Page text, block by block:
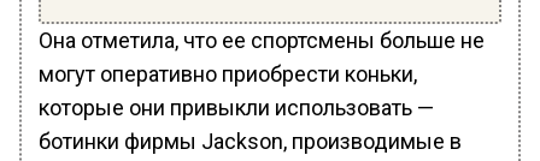
Она отметила, что ее спортсмены больше не
могут оперативно приобрести коньки,
которые они привыкли использовать —
ботинки фирмы Jackson, производимые в